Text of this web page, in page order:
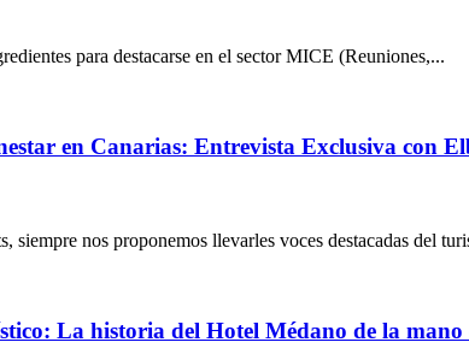
para destacarse en el sector MICE (Reuniones,...
en Canarias: Entrevista Exclusiva con
siempre nos proponemos llevarles voces destacadas del
La historia del Hotel Médano de la mano